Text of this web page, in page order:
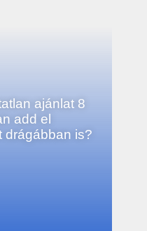
ajánlat 8
add el
drágábban is?